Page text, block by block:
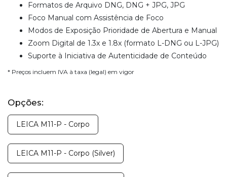
Formatos de Arquivo DNG, DNG + JPG, JPG
Foco Manual com Assistência de Foco
Modos de Exposição Prioridade de Abertura e Manual
Zoom Digital de 1.3x e 1.8x (formato L-DNG ou L-JPG)
Suporte à Iniciativa de Autenticidade de Conteúdo
* Preços incluem IVA à taxa (legal) em vigor
Opções:
LEICA M11-P - Corpo
LEICA M11-P - Corpo (Silver)